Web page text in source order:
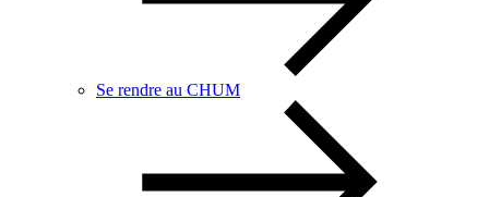
Se rendre au CHUM